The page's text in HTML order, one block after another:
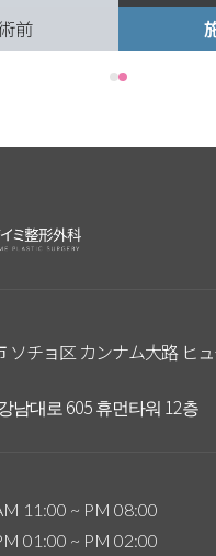
前
ソチョ区 カンナム大路 ヒ
남대로 605 휴먼타워 12층
11:00 ~ PM 08:00
01:00 ~ PM 02:00